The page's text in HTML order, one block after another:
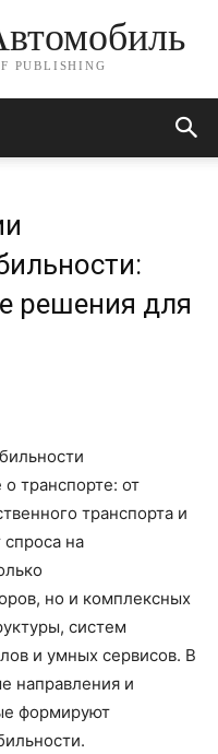
PUBLISHING
решения для
транспорте: от
транспорта и
на
но и комплексных
систем
и умных сервисов. В
направления и
формируют